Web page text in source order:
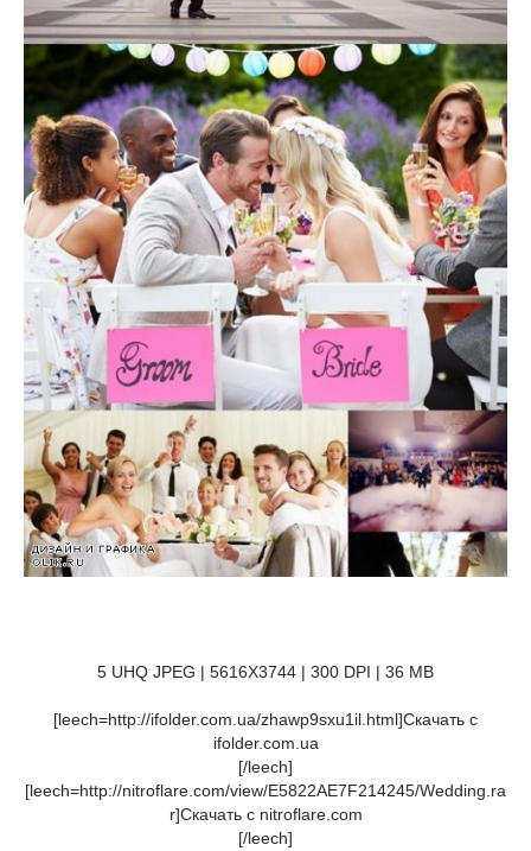
5 UHQ JPEG | 5616X3744 | 300 DPI | 36 MB
[leech=http://ifolder.com.ua/zhawp9sxu1il.html]Скачать с
ifolder.com.ua
[/leech]
[leech=http://nitroflare.com/view/E5822AE7F214245/Wedding.ra
r]Скачать с nitroflare.com
[/leech]